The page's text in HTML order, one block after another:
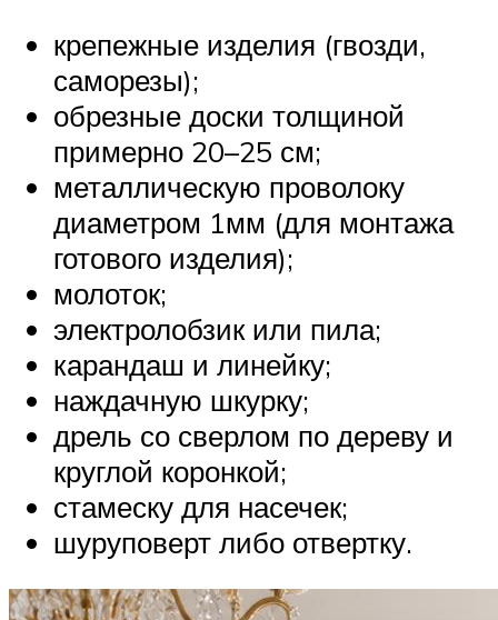
крепежные изделия (гвозди,
саморезы);
обрезные доски толщиной
примерно 20–25 см;
металлическую проволоку
диаметром 1мм (для монтажа
готового изделия);
молоток;
электролобзик или пила;
карандаш и линейку;
наждачную шкурку;
дрель со сверлом по дереву и
круглой коронкой;
стамеску для насечек;
шуруповерт либо отвертку.